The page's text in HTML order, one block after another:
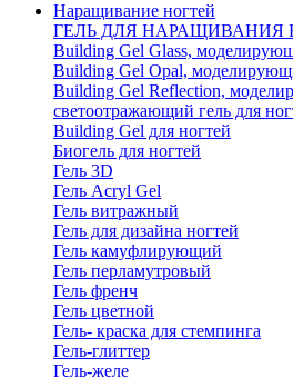
Наращивание ногтей
ГЕЛЬ ДЛЯ НАРАЩИВАНИЯ
Building Gel Glass,
Building Gel Opal,
Building Gel Reflection,
светоотражающий гель для
Building Gel для ногтей
Биогель для ногтей
Гель 3D
Гель Acryl Gel
Гель витражный
Гель для дизайна ногтей
Гель камуфлирующий
Гель перламутровый
Гель френч
Гель цветной
Гель- краска для стемпинга
Гель-глиттер
Гель-желе